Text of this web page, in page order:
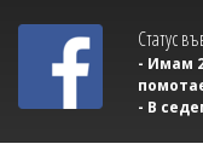
Статус
- Имам
- В